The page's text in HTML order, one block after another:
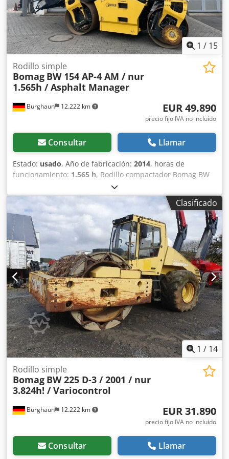
1 / 15
Burghaun 12.222 km
Rodillo simple
Bomag BW 154 AP-4 AM / nur
1.565h / Asphalt Manager
EUR 49.890
precio fijo IVA no incluído
Consultar Llamar
Estado: usado, Año de fabricación: 2014, horas de
funcionamiento: 1.565 h, Rodillo compactador Bomag BW
154 AP-4 AM, año de fabricación: 2014, horas de
funcionamiento: solo 1565 h, motor: Kubota [55,4 kW/75
CV], sistema Asphalt Manager 2, distribuidor de asfalto
Bomag, cortador de asfalto lateral derecho, peso: 7300 kg,
tambor de superficie lisa, buen estado, listo para su uso
inmediato. Si lo desea, le ofrecemos una propuesta de
arrendamiento o financiación. El Sr. Mihm (teléfono: )
estará encantado de atenderle. Encontrará más
información en nuestra página web. Salvo errores y venta
previa. Posibilidad de alquiler. = Más información =
Cedpfxezpdh Uj Acajrf Póngase en contacto con Tobias
Ebert para obtener más información.
Clasificado
1 / 14
Burghaun 12.222 km
Rodillo simple
Bomag BW 225 D-3 / 2001 / nur
3.824h! / Variocontrol
EUR 31.890
precio fijo IVA no incluído
Consultar Llamar